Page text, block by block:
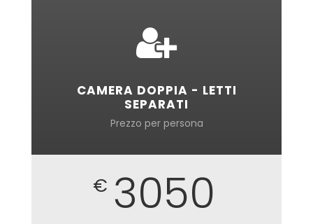
CAMERA DOPPIA - LETTI
SEPARATI
Prezzo per persona
€ 3050